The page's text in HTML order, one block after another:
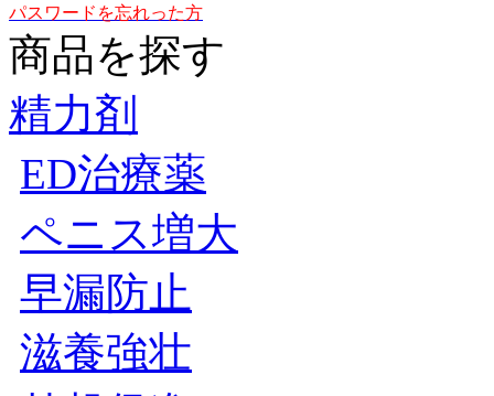
パスワードを忘れった方
商品を探す
精力剤
ED治療薬
ペニス増大
早漏防止
滋養強壮